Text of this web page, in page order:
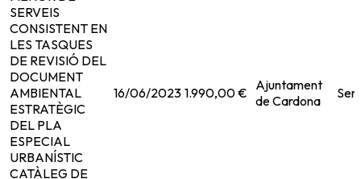
SERVEIS
CONSISTENT EN
LES TASQUES
DE REVISIÓ DEL
DOCUMENT
AMBIENTAL
ESTRATÈGIC
DEL PLA
ESPECIAL
URBANÍSTIC
CATÀLEG DE
16/06/2023 1.990,00 € Ajuntament
de Cardona